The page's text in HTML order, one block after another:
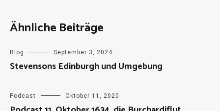
Ähnliche Beiträge
Blog September 3, 2024
Stevensons Edinburgh und Umgebung
Podcast Oktober 11, 2020